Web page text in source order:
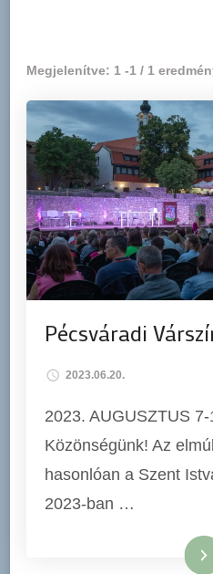
Megjelenítve: 1 -1 / 1
Pécsváradi
2023.06.20.
2023. AUGUSZTUS
Közönségünk! Az
hasonlóan a Szent
2023-ban …
Tovább